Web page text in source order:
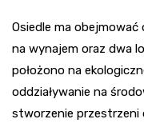
Osiedle ma
na wynajem oraz dwa
położono na
oddziaływanie na
stworzenie przestrzeni